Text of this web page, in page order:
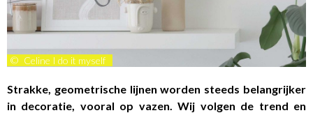
© Celine I do it myself
Strakke, geometrische lijnen worden steeds belangrijker
in decoratie, vooral op vazen. Wij volgen de trend en